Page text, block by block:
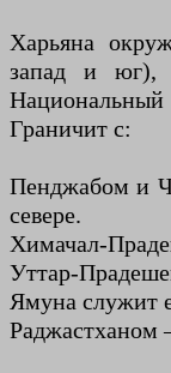
Харьяна
запад и юг),
Граничит с:
Пенджабом и
севере.
Химачал-
Уттар-
Ямуна служит
Раджастханом